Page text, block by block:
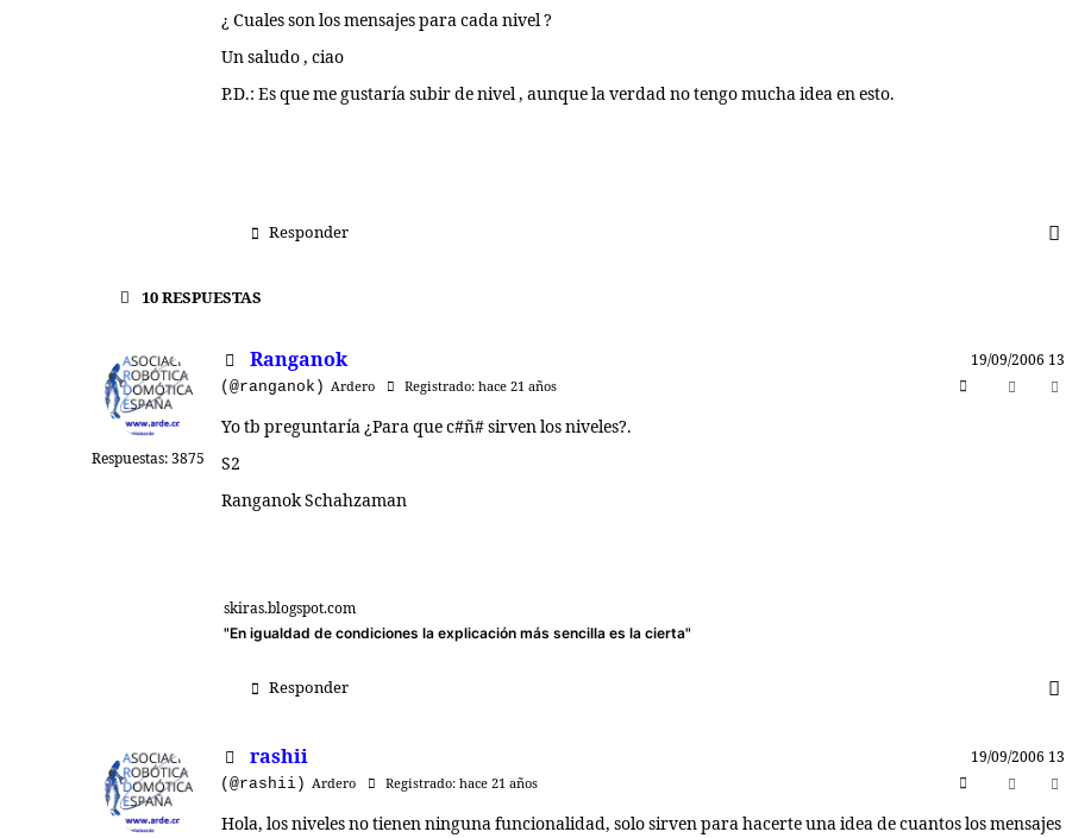
¿ Cuales son los mensajes para cada nivel ?
Un saludo , ciao
P.D.: Es que me gustaría subir de nivel , aunque la verdad no tengo mucha idea en esto.
Responder
10RESPUESTAS
Respuestas: 3875
Ranganok
19/09/2006
(@ranganok) Ardero Registrado: hace 21 años
Yo tb preguntaría ¿Para que c#ñ# sirven los niveles?.
S2
Ranganok Schahzaman
skiras.blogspot.com
"En igualdad de condiciones la explicación más sencilla es la cierta"
Responder
rashii
19/09/2006
(@rashii) Ardero Registrado: hace 21 años
Hola, los niveles no tienen ninguna funcionalidad, solo sirven para hacerte una idea de cuantos los mensajes